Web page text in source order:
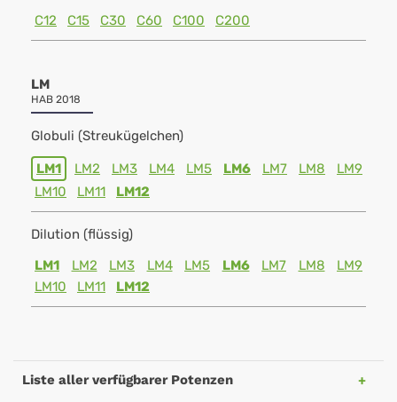
C12
C15 C30 C60 C100 C200
LM
HAB 2018
Globuli (Streukügelchen)
LM1 LM2 LM3 LM4 LM5 LM6 LM7 LM8
LM9
LM10
LM11 LM12
Dilution (flüssig)
LM1
LM2 LM3 LM4 LM5 LM6 LM7 LM8
LM9
LM10
LM11 LM12
Liste aller verfügbarer Potenzen